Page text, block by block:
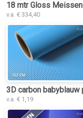
18 mtr Gloss
v.a. € 334,40
3D carbon babyblauw
v.a. € 1,19